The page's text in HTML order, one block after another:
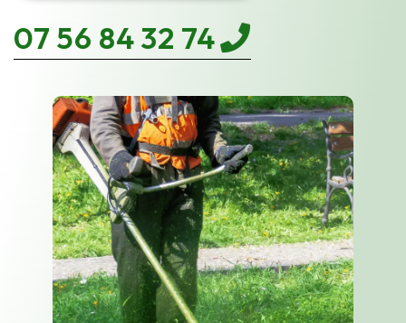
07 56 84 32 74